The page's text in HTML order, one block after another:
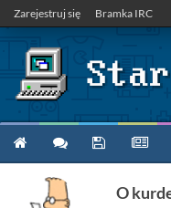
Zarejestruj się Bramka IRC
O